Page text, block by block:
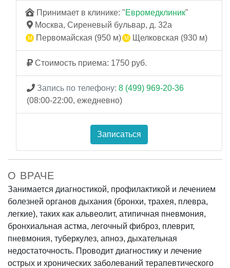
Принимает в клинике: "Евромедклиник"
Москва, Сиреневый бульвар, д. 32а
Первомайская (950 м)
Щелковская (930 м)
Стоимость приема: 1750 руб.
Запись по телефону: 8 (499) 969-20-36
(08:00-22:00, ежедневно)
Записаться
О ВРАЧЕ
Занимается диагностикой, профилактикой и лечением
болезней органов дыхания (бронхи, трахея, плевра,
легкие), таких как альвеолит, атипичная пневмония,
бронхиальная астма, легочный фиброз, плеврит,
пневмония, туберкулез, апноэ, дыхательная
недостаточность. Проводит диагностику и лечение
острых и хронических заболеваний терапевтического